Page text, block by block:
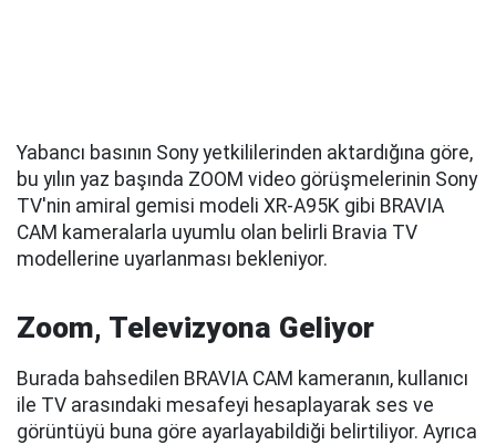
Yabancı basının Sony yetkililerinden aktardığına göre,
bu yılın yaz başında ZOOM video görüşmelerinin Sony
TV'nin amiral gemisi modeli XR-A95K gibi BRAVIA
CAM kameralarla uyumlu olan belirli Bravia TV
modellerine uyarlanması bekleniyor.
Zoom, Televizyona Geliyor
Burada bahsedilen BRAVIA CAM kameranın, kullanıcı
ile TV arasındaki mesafeyi hesaplayarak ses ve
görüntüyü buna göre ayarlayabildiği belirtiliyor. Ayrıca